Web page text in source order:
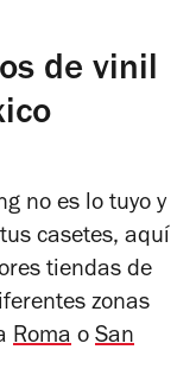
de vinil
no es lo tuyo y
casetes, aquí
tiendas de
zonas
Roma o San